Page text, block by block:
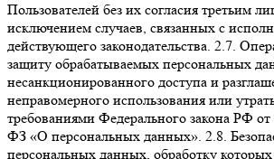
Пользователей без их согласия третьим
исключением случаев, связанных с
действующего законодательства. 2.7.
защиту обрабатываемых персональных
несанкционированного доступа и
неправомерного использования или
требованиями Федерального закона РФ
ФЗ «О персональных данных». 2.8.
персональных данных, обработку которых